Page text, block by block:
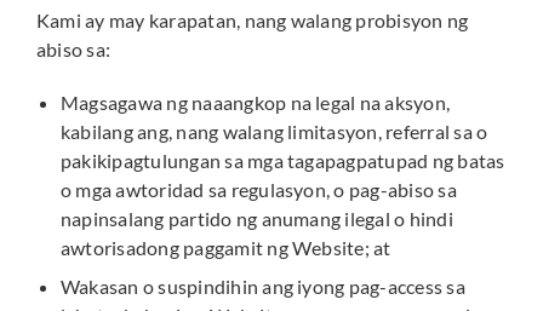
Kami ay may karapatan, nang walang probisyon ng
abiso sa:
Magsagawa ng naaangkop na legal na aksyon,
kabilang ang, nang walang limitasyon, referral sa o
pakikipagtulungan sa mga tagapagpatupad ng batas
o mga awtoridad sa regulasyon, o pag-abiso sa
napinsalang partido ng anumang ilegal o hindi
awtorisadong paggamit ng Website; at
Wakasan o suspindihin ang iyong pag-access sa